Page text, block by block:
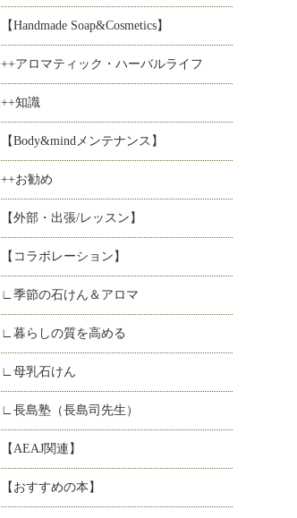
【Handmade Soap&Cosmetics】
++アロマティック・ハーバルライフ
++知識
【Body&mindメンテナンス】
++お勧め
【外部・出張/レッスン】
【コラボレーション】
∟季節の石けん＆アロマ
∟暮らしの質を高める
∟母乳石けん
∟長島塾（長島司先生）
【AEAJ関連】
【おすすめの本】